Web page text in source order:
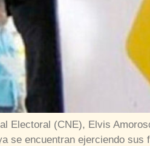
Electoral (CNE), Elvis
se encuentran ejerciendo sus